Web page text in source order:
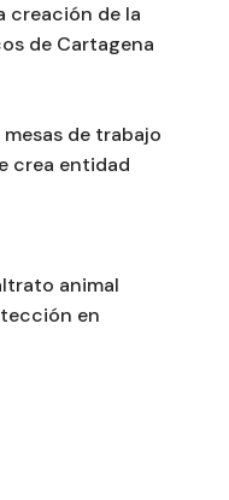
creación de la
de Cartagena
de trabajo
crea entidad
animal
en